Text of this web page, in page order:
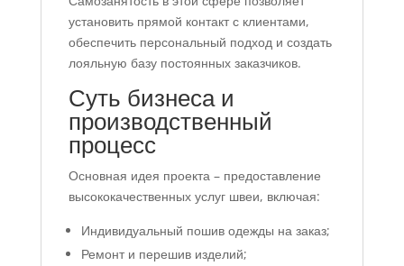
установить прямой контакт с клиентами,
обеспечить персональный подход и создать
лояльную базу постоянных заказчиков.
Суть бизнеса и
производственный
процесс
Основная идея проекта – предоставление
высококачественных услуг швеи, включая:
Индивидуальный пошив одежды на заказ;
Ремонт и перешив изделий;